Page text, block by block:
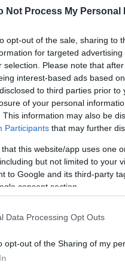
Not Process My Personal
opt-out of the sale, sharing to
for targeted
selection. Please note that
interest-based ads based
to third parties prior
of your personal
This information may also be
Participants that may further
that this website/app uses one
but not limited to your
to Google and its third-party
consent section.
Data Processing Opt Outs
opt-out of the Sharing of my
is szippantott a soundos
lehetett találkozni, hol a
Massive a közönséről
ritka ilyen vibráló hallgatóság
erőre a Soundon: David
Arénában, azzal a lendülettel
Vath-hez csatlakozva
mellett úgy tűnik, a
ez tűnik ki Zamárdi
nyilatkozott, hogy ötéves
Mint elmondta, komoly
a fesztivál létéből és
is jelentős.
hogy aki itt jár,
gazdasági elemzés: A Balaton